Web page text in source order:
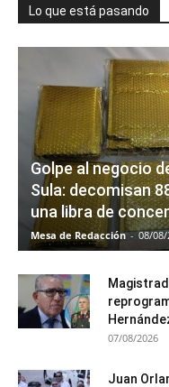
Lo que está pasando
Golpe al negocio
Sula: decomisan
una libra de
Mesa de Redacción - 08/08/
07/08/2026
Juan